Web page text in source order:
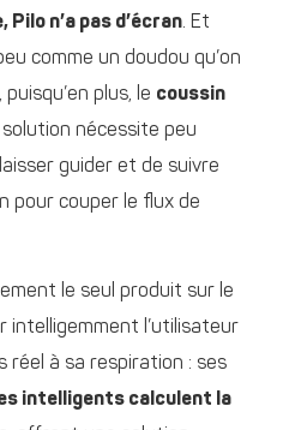
n’a pas d’écran. Et
comme un doudou qu’on
plus, le coussin
nécessite peu
guider et de suivre
pour couper le flux de
le seul produit sur le
intelligemment l’utilisateur
réel à sa respiration : ses
intelligents calculent la